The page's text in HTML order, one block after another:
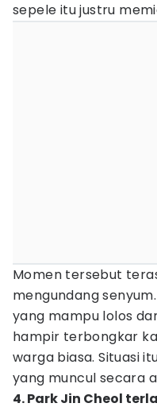
sepele itu justru
Momen tersebut
mengundang
yang mampu lolos
hampir terbongkar
warga biasa. Situasi
yang muncul secara
4. Park Jin Cheol